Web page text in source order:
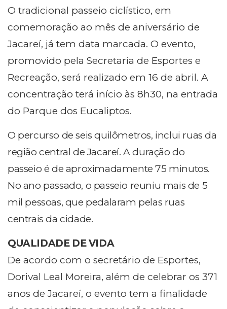
O tradicional passeio ciclístico, em
comemoração ao mês de aniversário de
Jacareí, já tem data marcada. O evento,
promovido pela Secretaria de Esportes e
Recreação, será realizado em 16 de abril. A
concentração terá início às 8h30, na entrada
do Parque dos Eucaliptos.
O percurso de seis quilômetros, inclui ruas da
região central de Jacareí. A duração do
passeio é de aproximadamente 75 minutos.
No ano passado, o passeio reuniu mais de 5
mil pessoas, que pedalaram pelas ruas
centrais da cidade.
QUALIDADE DE VIDA
De acordo com o secretário de Esportes,
Dorival Leal Moreira, além de celebrar os 371
anos de Jacareí, o evento tem a finalidade